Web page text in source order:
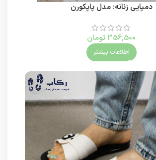
دمپایی زنانه: مدل پاپکورن
356,500 تومان
اطلاعات بیشتر